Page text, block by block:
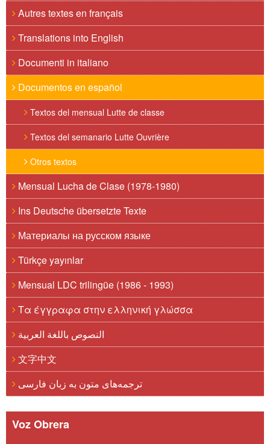
Autres textes en français
Translations into English
Documenti in italiano
Documentos en español
Textos del mensual Lutte de classe
Textos del semanario Lutte Ouvrière
Otros textos
Mensual Lucha de Clase (1978-1980)
Ins Deutsche übersetzte Texte
Материалы на русском языке
Türkçe yayınlar
Mensual LDC trilingüe (1986 - 1993)
Τα έγγραφα στην ελληνική γλώσσα
النصوص باللغة العربية
文字中文
ترجمه‌های متون به زبان فارسی
Voz Obrera